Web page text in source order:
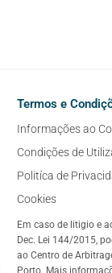
Termos e
Informações ao
Condições de
Politíca de
Cookies
Em caso de litigio e
Dec. Lei 144/2015,
ao Centro de